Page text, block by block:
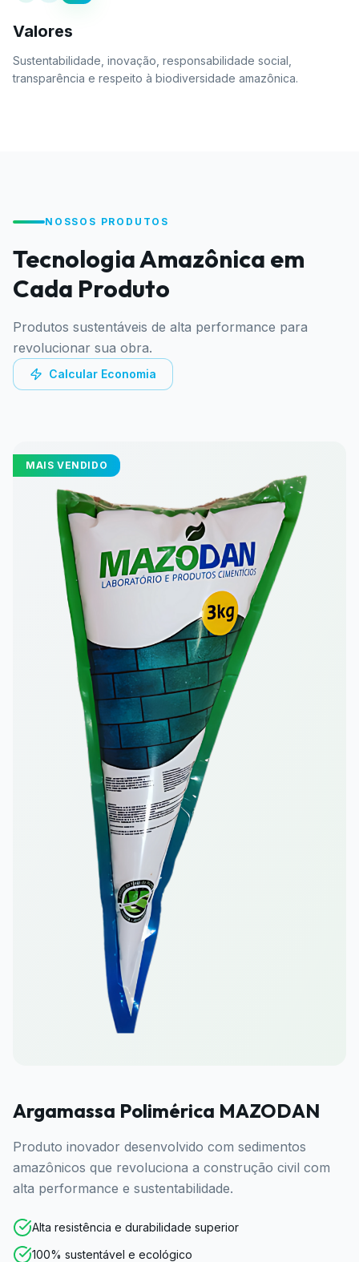
Valores
Sustentabilidade, inovação, responsabilidade social,
transparência e respeito à biodiversidade amazônica.
NOSSOS PRODUTOS
Tecnologia Amazônica em
Cada Produto
Produtos sustentáveis de alta performance para
revolucionar sua obra.
Calcular Economia
MAIS VENDIDO
Argamassa Polimérica MAZODAN
Produto inovador desenvolvido com sedimentos
amazônicos que revoluciona a construção civil com
alta performance e sustentabilidade.
Alta resistência e durabilidade superior
100% sustentável e ecológico